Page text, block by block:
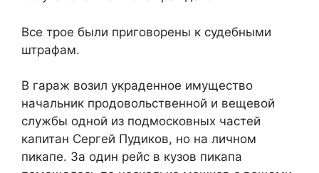
Все трое были приговорены к судебными
штрафам.
В гараж возил украденное имущество
начальник продовольственной и вещевой
службы одной из подмосковных частей
капитан Сергей Пудиков, но на личном
пикапе. За один рейс в кузов пикапа